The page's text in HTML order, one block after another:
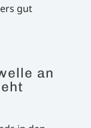
gut
an